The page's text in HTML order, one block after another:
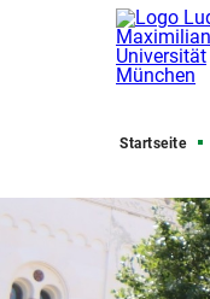
Startseite